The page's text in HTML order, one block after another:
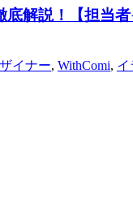
解説！【担当
イナー, WithComi, イ